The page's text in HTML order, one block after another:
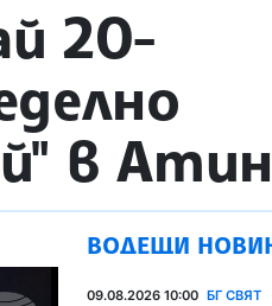
20-
в
ВОДЕЩИ
09.08.2026 10:00 БГ СВЯТ